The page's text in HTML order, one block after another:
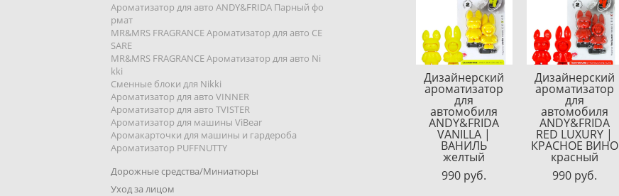
Ароматизатор для авто ANDY&FRIDA Парный фо
рмат
MR&MRS FRAGRANCE Ароматизатор для авто CE
SARE
MR&MRS FRAGRANCE Ароматизатор для авто Ni
kki
Сменные блоки для Nikki
Ароматизатор для авто VINNER
Ароматизатор для авто TVISTER
Ароматизатор для машины ViBear
Аромакарточки для машины и гардероба
Ароматизатор PUFFNUTTY
Дорожные средства/Миниатюры
Уход за лицом
Дизайнерский
ароматизатор
для
автомобиля
ANDY&FRIDA
VANILLA |
ВАНИЛЬ
желтый
990 pуб.
Дизайнерский
ароматизатор
для
автомобиля
ANDY&FRIDA
RED LUXURY |
КРАСНОЕ ВИНО
красный
990 pуб.